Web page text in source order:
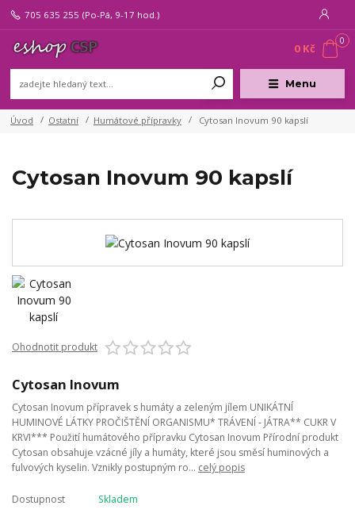
Menu
705 635 255 (Po-Pá, 9-17 hod.)
0
0 Kč
Úvod Ostatní Humátové přípravky Cytosan Inovum 90 kapslí
Cytosan Inovum 90 kapslí
Ohodnotit produkt
Cytosan Inovum
Cytosan Inovum přípravek s humáty a zeleným jílem UNIKÁTNÍ
HUMINOVÉ LÁTKY PROČIŠTĚNÍ ORGANISMU* TRÁVENÍ - JÁTRA** CUKR V
KRVI*** Použití humátového přípravku Cytosan Inovum Přírodní produkt
Cytosan obsahuje vzácné jíly a humáty, které jsou směsí huminových a
fulvových kyselin. Vznikly postupným ro... celý popis
Dostupnost
Skladem